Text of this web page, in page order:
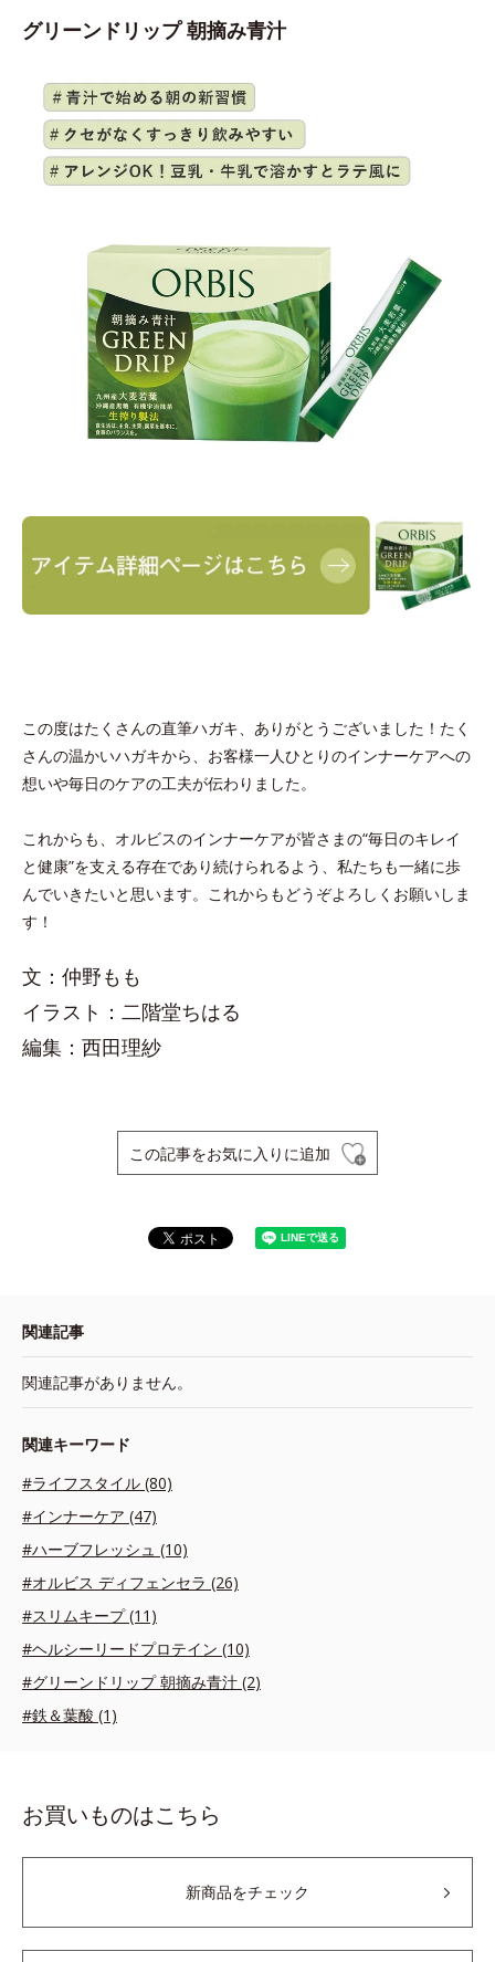
グリーンドリップ 朝摘み青汁
この度はたくさんの直筆ハガキ、ありがとうございました！たく
さんの温かいハガキから、お客様一人ひとりのインナーケアへの
想いや毎日のケアの工夫が伝わりました。
これからも、オルビスのインナーケアが皆さまの“毎日のキレイ
と健康”を支える存在であり続けられるよう、私たちも一緒に歩
んでいきたいと思います。これからもどうぞよろしくお願いしま
す！
文：仲野もも
イラスト：二階堂ちはる
編集：西田理紗
この記事をお気に入りに追加
関連記事
関連記事がありません。
関連キーワード
#ライフスタイル (80)
#インナーケア (47)
#ハーブフレッシュ (10)
#オルビス ディフェンセラ (26)
#スリムキープ (11)
#ヘルシーリードプロテイン (10)
#グリーンドリップ 朝摘み青汁 (2)
#鉄＆葉酸 (1)
お買いものはこちら
新商品をチェック